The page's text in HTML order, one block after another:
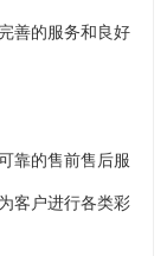
善的服务和良好
靠的售前售后服
客户进行各类彩